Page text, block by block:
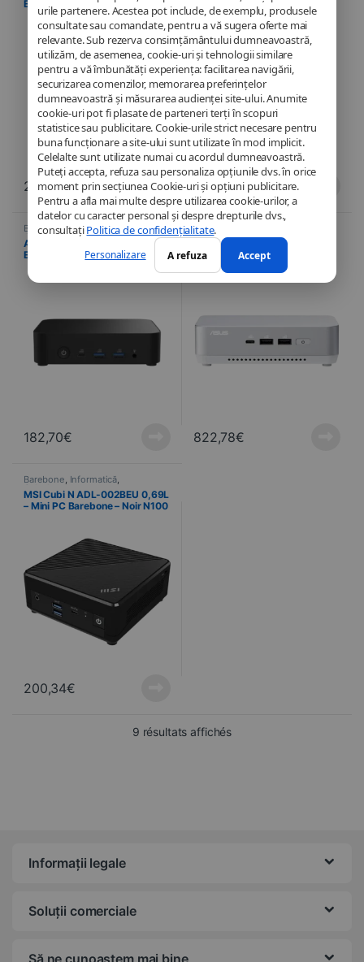
urile partenere. Acestea pot include, de exemplu, produsele
consultate sau comandate, pentru a vă sugera oferte mai
relevante. Sub rezerva consimțământului dumneavoastră,
utilizăm, de asemenea, cookie-uri și tehnologii similare
pentru a vă îmbunătăți experiența: facilitarea navigării,
securizarea comenzilor, memorarea preferințelor
dumneavoastră și măsurarea audienței site-ului. Anumite
cookie-uri pot fi plasate de parteneri terți în scopuri
statistice sau publicitare. Cookie-urile strict necesare pentru
buna funcționare a site-ului sunt utilizate în mod implicit.
Celelalte sunt utilizate numai cu acordul dumneavoastră.
Puteți accepta, refuza sau personaliza opțiunile dvs. în orice
moment prin secțiunea Cookie-uri și opțiuni publicitare.
Pentru a afla mai multe despre utilizarea cookie-urilor, a
datelor cu caracter personal și despre drepturile dvs.,
consultațiPolitica de confidențialitate.
Personalizare A refuza Accept
Essential N250 –
(RNUC14MNK2500002) – Intel
N250 (Quad-Core 3.8 GHz)
233,10€
Essential N97 –
(RNUC14MNK9700002) – Intel
N97 (Quad-Core 3.6 GHz)
185,22€
Barebone,Informatică,
Calculatoare
Asus Barebone NUC 14
Essential N150 –
N150 (Quad-Core 3.6 GHz)
182,70€
Barebone
Calculatoare
Asus Barebone NUC 14 Pro+ –
RNUC14RVSU900000I – Intel®
Core™ Ultra 9 185H, placă
822,78€
Barebone, Informatică,
Calculatoare
MSI Cubi N ADL-002BEU 0,69L
– Mini PC Barebone – Noir N100
200,34€
9 résultats affichésTrié du plus récent au
Informații legale
Soluții comerciale
Să ne cunoaștem mai bine